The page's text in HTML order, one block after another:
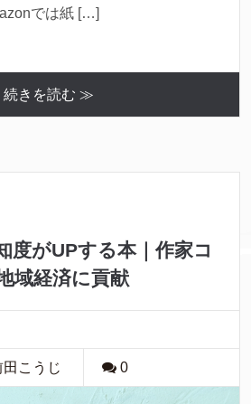
では紙 […]
続きを読む ≫
度がUPする本｜作家コ
域経済に貢献
田こうじ 0